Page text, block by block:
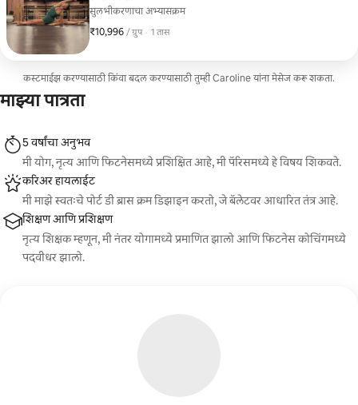
सुलभीकरणाचा अभ्यासक्रम
₹10,996 / ग्रुप
₹10,996, प्रति ग्रुप
, · 1 तास
कस्टमाईझ करण्यासाठी किंवा बदल करण्यासाठी तुम्ही Caroline यांना मेसेज करू शकता.
माझ्या पात्रता
5 वर्षांचा अनुभव
मी योग, नृत्य आणि फिटनेसमध्ये प्रशिक्षित आहे, मी पॅरिसमध्ये हे विषय शिकवते.
करिअर हायलाईट
मी माझे स्वतःचे पोर्ट डी ब्रास क्रम डिझाइन करतो, जे बॅलेटवर आधारित तंत्र आहे.
शिक्षण आणि प्रशिक्षण
नृत्य शिक्षक म्हणून, मी नंतर योगामध्ये प्रमाणित झालो आणि फिटनेस कोचिंगमध्ये
पदवीधर झालो.